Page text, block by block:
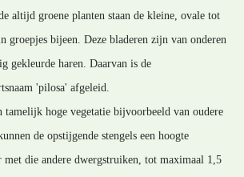
altijd groene planten staan de kleine, ovale tot
groepjes bijeen. Deze bladeren zijn van onderen
gekleurde haren. Daarvan is de
'pilosa' afgeleid.
tamelijk hoge vegetatie bijvoorbeeld van oudere
de opstijgende stengels een hoogte
die andere dwergstruiken, tot maximaal 1,5